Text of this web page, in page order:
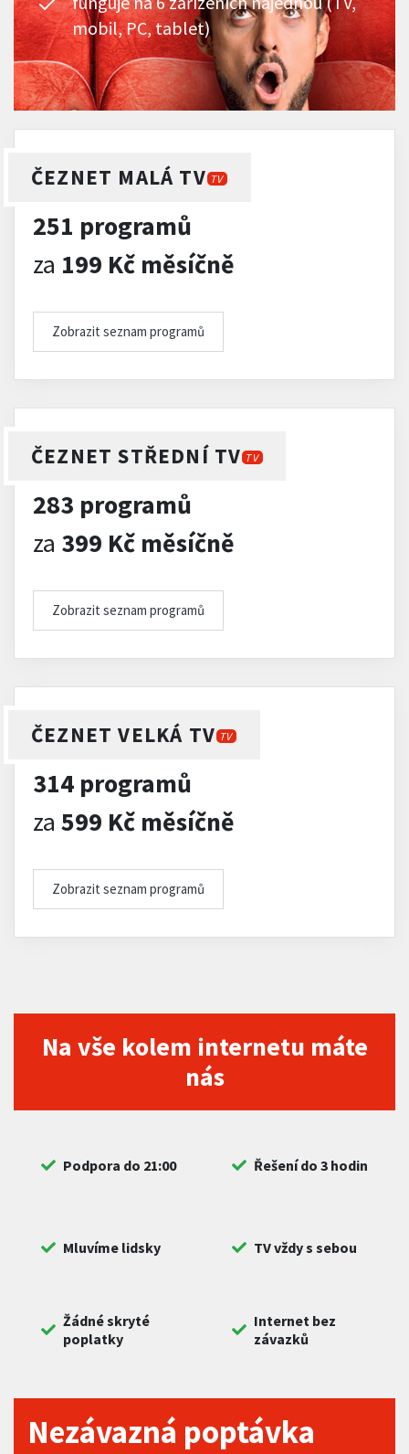
mobil, PC, tablet)
ČEZNET MALÁ TV TV
251 programů
za 199 Kč měsíčně
Zobrazit seznam programů
ČEZNET STŘEDNÍ TV TV
283 programů
za 399 Kč měsíčně
Zobrazit seznam programů
ČEZNET VELKÁ TV TV
314 programů
za 599 Kč měsíčně
Zobrazit seznam programů
Na vše kolem internetu máte
nás
Podpora do 21:00 Řešení do 3 hodin
Mluvíme lidsky TV vždy s sebou
Žádné skryté
poplatky
Internet bez
závazků
Nezávazná poptávka